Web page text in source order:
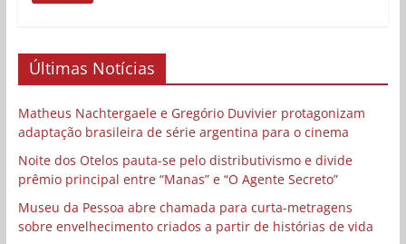
Últimas Notícias
Matheus Nachtergaele e Gregório Duvivier protagonizam
adaptação brasileira de série argentina para o cinema
Noite dos Otelos pauta-se pelo distributivismo e divide
prêmio principal entre “Manas” e “O Agente Secreto”
Museu da Pessoa abre chamada para curta-metragens
sobre envelhecimento criados a partir de histórias de vida